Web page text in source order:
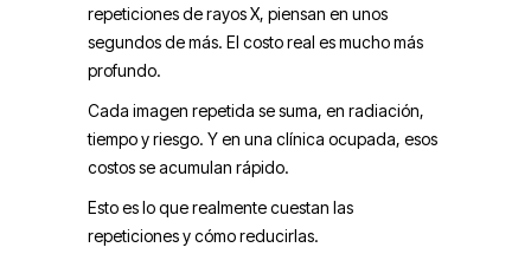
repeticiones de rayos X, piensan en unos
segundos de más. El costo real es mucho más
profundo.
Cada imagen repetida se suma, en radiación,
tiempo y riesgo. Y en una clínica ocupada, esos
costos se acumulan rápido.
Esto es lo que realmente cuestan las
repeticiones y cómo reducirlas.